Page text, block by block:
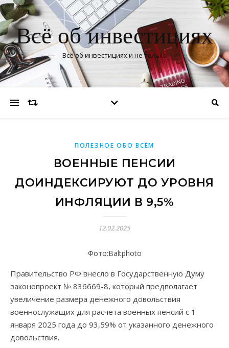
Всё об инвестициях
Всё об инвестициях и не только
ПОЛЕЗНОЕ ОБО ВСЁМ
ВОЕННЫЕ ПЕНСИИ
ДОИНДЕКСИРУЮТ ДО УРОВНЯ
ИНФЛЯЦИИ В 9,5%
12.02.2025
Фото:Вaltphoto
Правительство РФ внесло в Государственную Думу
законопроект № 836669-8, который предполагает
увеличение размера денежного довольствия
военнослужащих для расчета военных пенсий с 1
января 2025 года до 93,59% от указанного денежного
довольствия.